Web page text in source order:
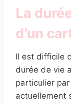
La
d’un
Il est difficile
durée de vie
particulier
actuellement